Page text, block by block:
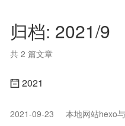
归档: 2021/9
共 2 篇文章
2021
2021-09-23
本地网站hexo